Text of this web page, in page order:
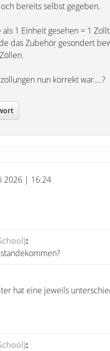
bereits selbst gegeben.
1 Einheit gesehen = 1
das Zubehör gesondert
nun korrekt war....?
2026 | 16:24
:
hat eine jeweils
: